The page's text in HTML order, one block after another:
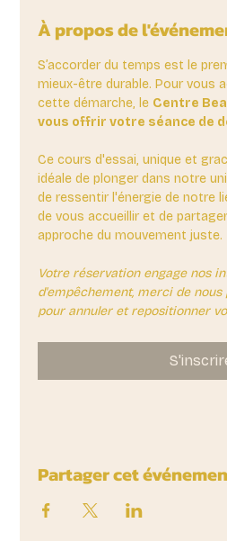
À propos de
S’accorder du temps est le
mieux-être durable. Pour vous
cette démarche, le Centre
vous offrir votre séance de
Ce cours d'essai, unique et
idéale de plonger dans notre
de ressentir l'énergie de notre
de vous accueillir et de
approche du mouvement juste.
Votre réservation engage nos
d'empêchement, merci de
pour annuler et repositionner
Partager cet